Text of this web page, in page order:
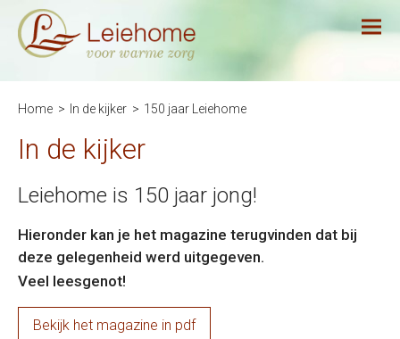
Home In de kijker 150 jaar Leiehome
In de kijker
Leiehome is 150 jaar jong!
Hieronder kan je het magazine terugvinden dat bij
deze gelegenheid werd uitgegeven.
Veel leesgenot!
Bekijk het magazine in pdf